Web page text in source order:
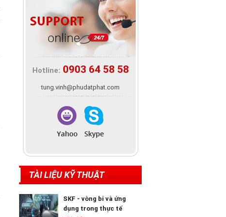
Hotline: 0903 64 58 58
tung.vinh@phudatphat.com
TÀI LIỆU KỸ THUẬT
SKF - vòng bi và ứng
dụng trong thực tế